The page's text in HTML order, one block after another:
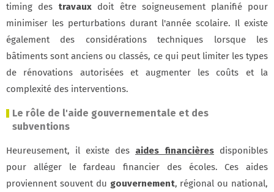
timing des travaux doit être soigneusement planifié pour
minimiser les perturbations durant l'année scolaire. Il existe
également des considérations techniques lorsque les
bâtiments sont anciens ou classés, ce qui peut limiter les types
de rénovations autorisées et augmenter les coûts et la
complexité des interventions.
Le rôle de l'aide gouvernementale et des
subventions
Heureusement, il existe des aides financières disponibles
pour alléger le fardeau financier des écoles. Ces aides
proviennent souvent du gouvernement, régional ou national,